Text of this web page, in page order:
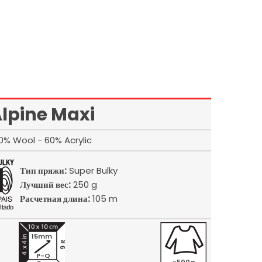
Maxi
Wool - 60% Acrylic
Тип пряжи:Super Bulky
Лучший вес:250 g
Расчетная длина:105 m
9 R
15mm
P-Q